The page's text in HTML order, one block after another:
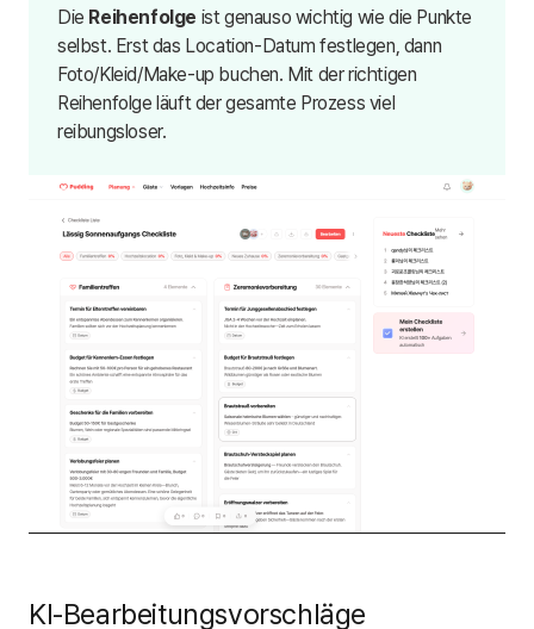
Die Reihenfolge ist genauso wichtig wie die Punkte
selbst. Erst das Location-Datum festlegen, dann
Foto/Kleid/Make-up buchen. Mit der richtigen
Reihenfolge läuft der gesamte Prozess viel
reibungsloser.
KI-Bearbeitungsvorschläge